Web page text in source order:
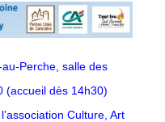
Perche, salle des
(accueil dès 14h30)
Culture, Art